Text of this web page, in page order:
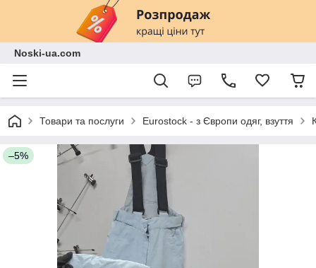
Noski-ua.com
Товари та послуги Eurostock - з Європи одяг, взуття
–5%